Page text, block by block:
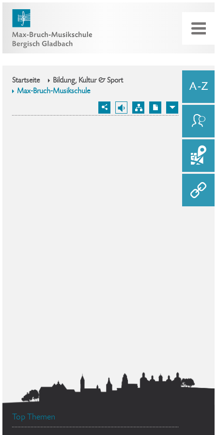
Startseite
Bildung, Kultur & Sport
Max-Bruch-Musikschule
Top Themen